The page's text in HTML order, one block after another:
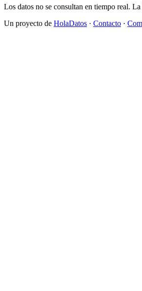
Los datos no se consultan en tiempo real.
Un proyecto de HolaDatos · Contacto ·